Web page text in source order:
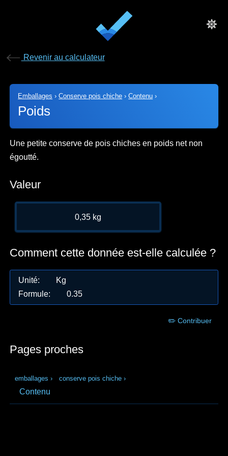
Revenir au calculateur
Emballages ›Conserve pois chiche ›Contenu ›
Poids
Une petite conserve de pois chiches en poids net non
égoutté.
Valeur
0,35 kg
Comment cette donnée est-elle calculée ?
Unité:
Kg
Formule: 0.35
✏️ Contribuer
Pages proches
emballages › conserve pois chiche ›
Contenu